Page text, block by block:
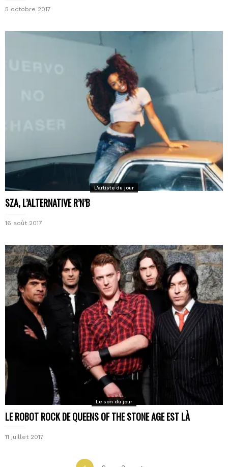
5 octobre 2017
L'artiste du jour
SZA, L’ALTERNATIVE R’N’B
16 août 2017
Le son du jour
LE ROBOT ROCK DE QUEENS OF THE STONE AGE EST LÀ
11 juillet 2017